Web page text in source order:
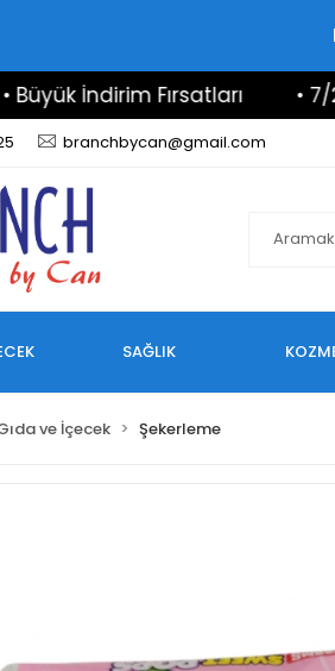
İndirim Fırsatları • 7/24
branchbycan@gmail.com
SAĞLIK
ve İçecek Şekerleme